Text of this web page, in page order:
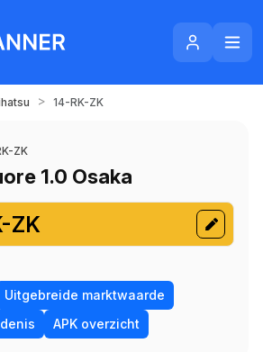
> 14-RK-ZK
ZK
1.0 Osaka
ZK
Uitgebreide marktwaarde
APK overzicht